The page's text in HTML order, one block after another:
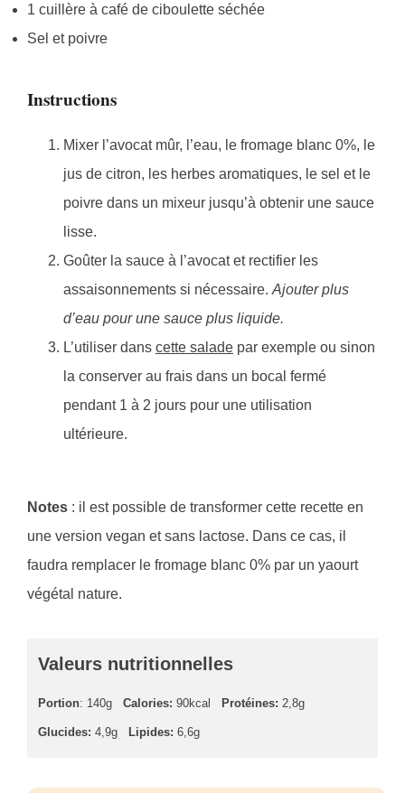
1 cuillère à café de ciboulette séchée
Sel et poivre
Instructions
Mixer l’avocat mûr, l’eau, le fromage blanc 0%, le
jus de citron, les herbes aromatiques, le sel et le
poivre dans un mixeur jusqu’à obtenir une sauce
lisse.
Goûter la sauce à l’avocat et rectifier les
assaisonnements si nécessaire. Ajouter plus
d’eau pour une sauce plus liquide.
L’utiliser dans cette salade par exemple ou sinon
la conserver au frais dans un bocal fermé
pendant 1 à 2 jours pour une utilisation
ultérieure.
Notes : il est possible de transformer cette recette en
une version vegan et sans lactose. Dans ce cas, il
faudra remplacer le fromage blanc 0% par un yaourt
végétal nature.
Valeurs nutritionnelles
Portion: 140g Calories: 90kcal Protéines: 2,8g
Glucides: 4,9g Lipides: 6,6g